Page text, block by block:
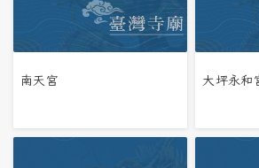
南天宮 大坪永和